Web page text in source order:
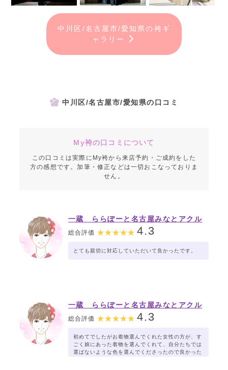
中川区/名古屋市/愛知県の袴ギ
ャラリー
中川区/名古屋市/愛知県の口コミ
My袴の口コミについて
この口コミは実際にMy袴から来店予約・ご成約をした
方の感想です。加筆・修正などは一切おこなっておりま
せん。
一蔵 ららぽーと名古屋みなとアクル
総合評価 4.3
とても親切に対応していただいて良かったです。
一蔵 ららぽーと名古屋みなとアクル
ス店
総合評価 4.3
初めてでしたがお着物選んでくれた女性の方が、す
ごく娘にあった着物を選んでくれて、自分たちでは
選ばないような色を選んでくださったので良かった